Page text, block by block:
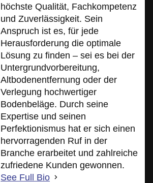
höchste Qualität, Fachkompetenz
und Zuverlässigkeit. Sein
Anspruch ist es, für jede
Herausforderung die optimale
Lösung zu finden – sei es bei der
Untergrundvorbereitung,
Altbodenentfernung oder der
Verlegung hochwertiger
Bodenbeläge. Durch seine
Expertise und seinen
Perfektionismus hat er sich einen
hervorragenden Ruf in der
Branche erarbeitet und zahlreiche
zufriedene Kunden gewonnen.
See Full Bio